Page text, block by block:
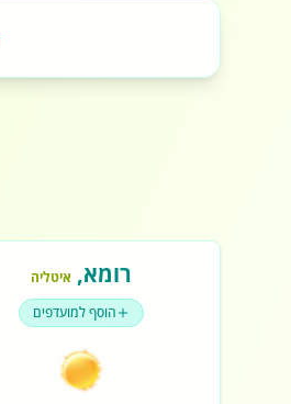
רומא, איטליה
הוסף למועדפים